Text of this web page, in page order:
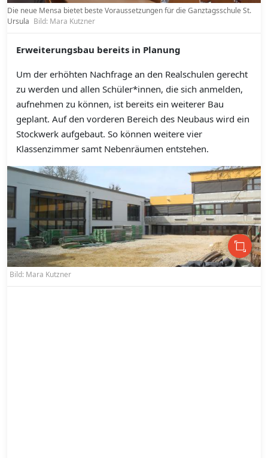
Die neue Mensa bietet beste Voraussetzungen für die Ganztagsschule St.
Ursula Bild: Mara Kutzner
Erweiterungsbau bereits in Planung
Um der erhöhten Nachfrage an den Realschulen gerecht
zu werden und allen Schüler*innen, die sich anmelden,
aufnehmen zu können, ist bereits ein weiterer Bau
geplant. Auf den vorderen Bereich des Neubaus wird ein
Stockwerk aufgebaut. So können weitere vier
Klassenzimmer samt Nebenräumen entstehen.
Bild: Mara Kutzner